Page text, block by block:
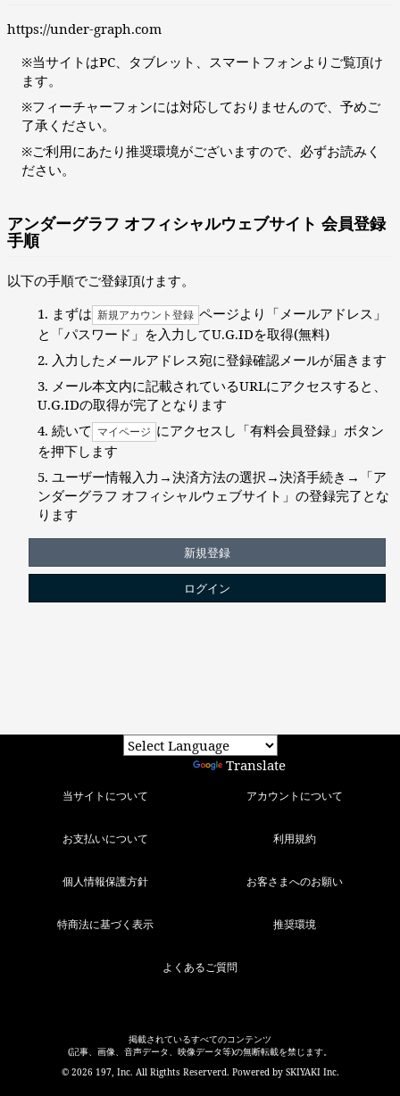
https://under-graph.com
※当サイトはPC、タブレット、スマートフォンよりご覧頂け
ます。
※フィーチャーフォンには対応しておりませんので、予めご
了承ください。
※ご利用にあたり推奨環境がございますので、必ずお読みく
ださい。
アンダーグラフ オフィシャルウェブサイト 会員登録
手順
以下の手順でご登録頂けます。
まずは 新規アカウント登録 ページより「メールアドレス」
と「パスワード」を入力してU.G.IDを取得(無料)
入力したメールアドレス宛に登録確認メールが届きます
メール本文内に記載されているURLにアクセスすると、
U.G.IDの取得が完了となります
続いて マイページ にアクセスし「有料会員登録」ボタン
を押下します
ユーザー情報入力→決済方法の選択→決済手続き→「ア
ンダーグラフ オフィシャルウェブサイト」の登録完了とな
ります
新規登録
ログイン
Translate
当サイトについて アカウントについて
お支払いについて 利用規約
個人情報保護方針 お客さまへのお願い
特商法に基づく表示 推奨環境
よくあるご質問
掲載されているすべてのコンテンツ
(記事、画像、音声データ、映像データ等)の無断転載を禁じます。
© 2026 197, Inc. All Rigthts Reserverd. Powered by SKIYAKI Inc.